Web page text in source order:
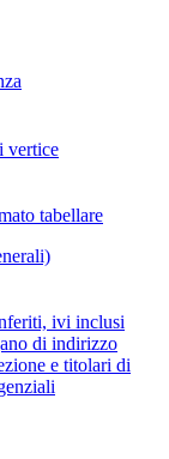
vertice
tabellare
ivi inclusi
di indirizzo
e titolari di